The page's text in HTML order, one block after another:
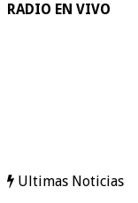
RADIO EN VIVO
Ultimas Noticias